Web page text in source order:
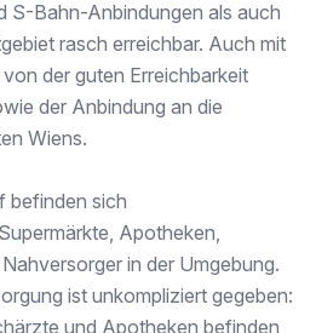
hohe Energieeffizienz
– nachhaltig & zukunftssicher
kontakt/41802160/edit]andler Immobilien GmbH
vermittelnden Dritten ein familiäres oder wirtschaftliches Naheverhältnis besteht.
tätig.
S-Bahn-Anbindungen als auch
rasch erreichbar. Auch mit
der guten Erreichbarkeit
der Anbindung an die
Wiens.
befinden sich
Apotheken,
in der Umgebung.
ist unkompliziert gegeben:
und Apotheken befinden